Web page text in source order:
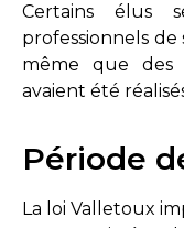
Certains élus
professionnels
même que des
avaient été
Période
La loi Valletoux